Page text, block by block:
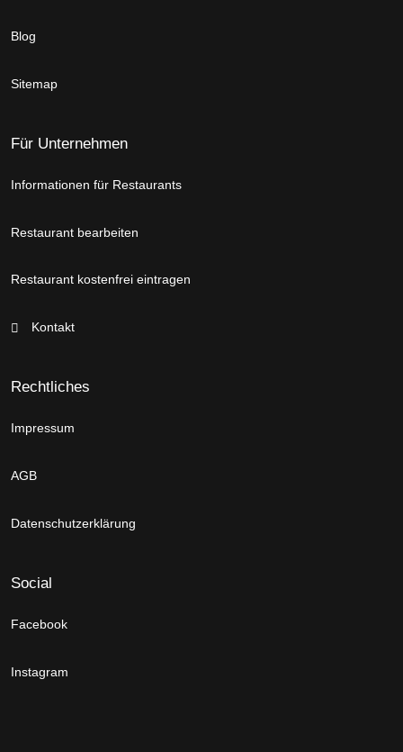
Blog
Sitemap
Für Unternehmen
Informationen für Restaurants
Restaurant bearbeiten
Restaurant kostenfrei eintragen
Kontakt
Rechtliches
Impressum
AGB
Datenschutzerklärung
Social
Facebook
Instagram